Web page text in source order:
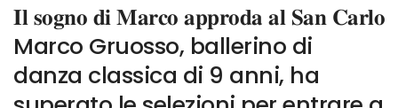
𝐈𝐥 𝐬𝐨𝐠𝐧𝐨 𝐝𝐢 𝐌𝐚𝐫𝐜𝐨 𝐚𝐩𝐩𝐫𝐨𝐝𝐚 𝐚𝐥 𝐒𝐚𝐧 𝐂𝐚𝐫𝐥𝐨
Marco Gruosso, ballerino di
danza classica di 9 anni, ha